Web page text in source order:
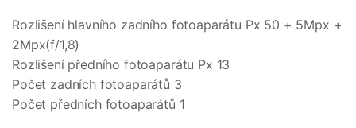
Rozlišení hlavního zadního fotoaparátu Px 50 + 5Mpx +
2Mpx(f/1,8)
Rozlišení předního fotoaparátu Px 13
Počet zadních fotoaparátů 3
Počet předních fotoaparátů 1